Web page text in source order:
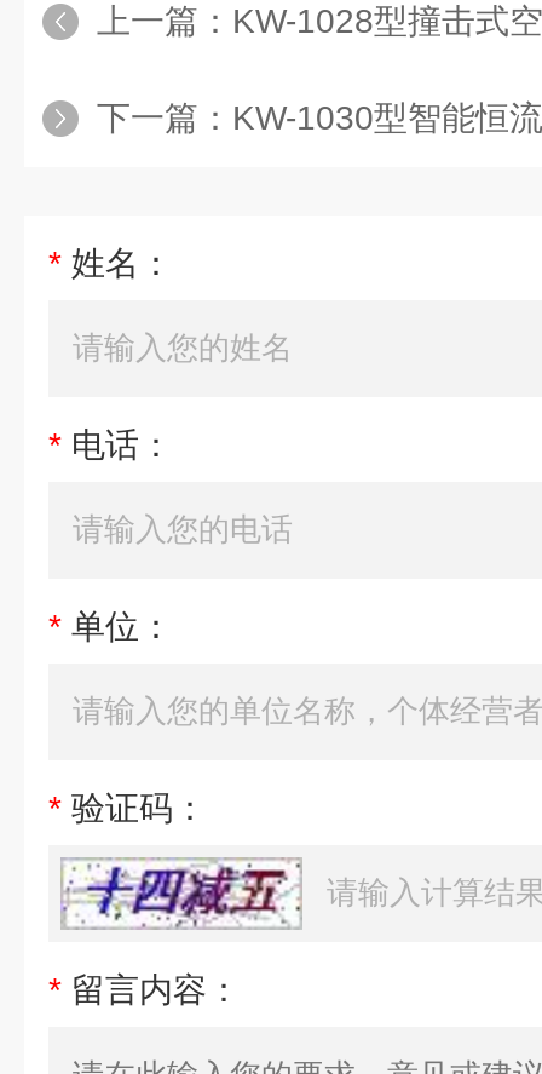
上一篇： KW-1028型撞击式
下一篇： KW-1030型智能恒流粉尘采
* 姓名：
* 电话：
* 单位：
* 验证码：
* 留言内容：